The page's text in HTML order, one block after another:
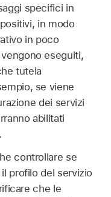
specifici in
in modo
in poco
eseguiti,
tutela
se viene
dei servizi
abilitati
controllare se
profilo del servizio
che le